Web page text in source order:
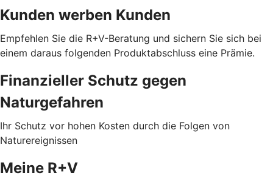
Kunden werben Kunden
Empfehlen Sie die R+V-Beratung und sichern Sie sich bei
einem daraus folgenden Produktabschluss eine Prämie.
Finanzieller Schutz gegen
Naturgefahren
Ihr Schutz vor hohen Kosten durch die Folgen von
Naturereignissen
Meine R+V